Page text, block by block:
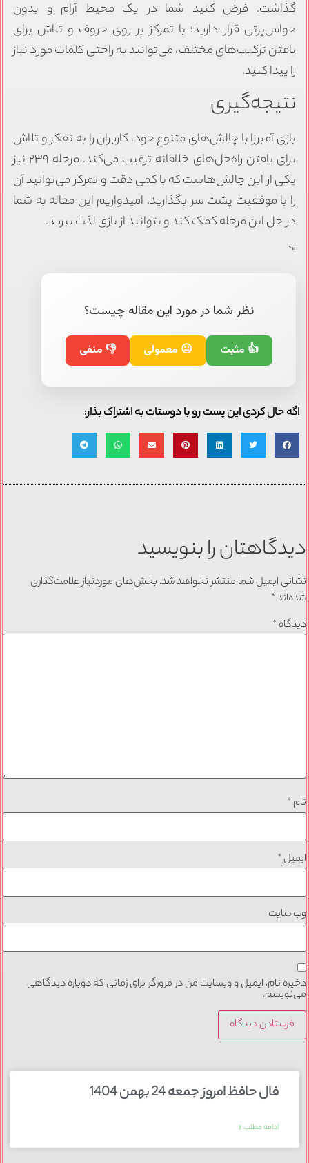
گذاشت. فرض کنید شما در یک محیط آرام و بدون
حواس‌پرتی قرار دارید؛ با تمرکز بر روی حروف و تلاش برای
یافتن ترکیب‌های مختلف، می‌توانید به راحتی کلمات مورد نیاز
را پیدا کنید.
نتیجه‌گیری
بازی آمیرزا با چالش‌های متنوع خود، کاربران را به تفکر و تلاش
برای یافتن راه‌حل‌های خلاقانه ترغیب می‌کند. مرحله ۲۳۹ نیز
یکی از این چالش‌هاست که با کمی دقت و تمرکز می‌توانید آن
را با موفقیت پشت سر بگذارید. امیدواریم این مقاله به شما
در حل این مرحله کمک کند و بتوانید از بازی لذت ببرید.
“`
نظر شما در مورد این مقاله چیست؟
👍 مثبت 😐 معمولی 👎 منفی
اگه حال کردی این پست رو با دوستات به اشتراک بذار:
دیدگاهتان را بنویسید
نشانی ایمیل شما منتشر نخواهد شد. بخش‌های موردنیاز علامت‌گذاری
شده‌اند*
دیدگاه *
نام *
ایمیل*
وب‌ سایت
ذخیره نام، ایمیل و وبسایت من در مرورگر برای زمانی که دوباره دیدگاهی
می‌نویسم.
فال حافظ امروز جمعه 24 بهمن 1404
ادامه مطلب »